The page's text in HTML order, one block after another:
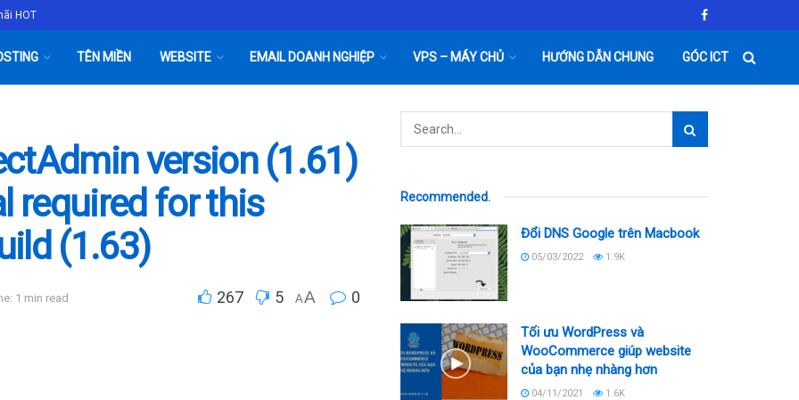
HOT
TÊN MIỀN WEBSITE EMAIL DOANH NGHIỆP VPS – MÁY CHỦ HƯỚNG DẪN CHUNG GÓC ICT
version (1.61)
required for this
(1.63)
1 min read 267 5 AA 0
Recommended.
Đổi DNS Google trên Macbook
05/03/2022 1.9K
Tối ưu WordPress và
WooCommerce giúp website
của bạn nhẹ nhàng hơn
04/11/2021 1.6K